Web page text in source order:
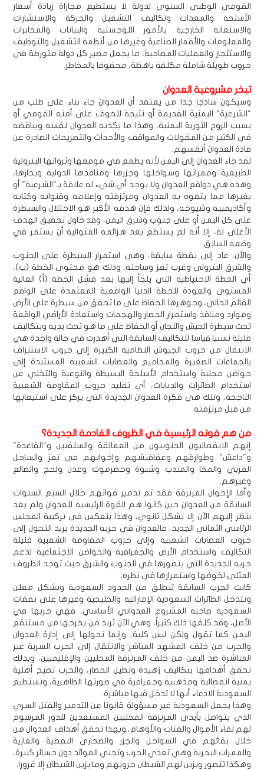
القومي الوطني السنوي لدولة لا يستطيع مجاراة زيادة أسعار
الأسلحة والمعدات وتكاليف التشغيل والحركة والاستشارات
والاستعانة الخارجية بالأمور اللوجستية والبيانات والمخابرات
والمعلومات والأقمار الصناعية وغيرها من أنظمة التشغيل والتوظيف
والاستئجار والعمليات المصاحبة، ما يجعل مصير كل دولة متورطة في
حروب طويلة شاملة مكلفة باهظة، محفوفا بالمخاطر.
تبخر مشروعية العدوان
وسيكون ساذجا جدا من يعتقد أن العدوان جاء بناء على طلب من
"الشرعية" اليمنية القديمة أو نتيجة للخوف على أمنه القومي أو
بسبب الروح الثورية اليمنية، وهذا ما يكذبه العدوان نفسه ويناقضه
في الكثير من المقولات والمواقف والأحداث والتصريحات الصادرة عن
قادة العدوان أنفسهم.
لقد جاء العدوان إلى اليمن لأنه يطمع في موقعها وثرواتها البترولية
الطبيعية وممراتها وسواحلها وجزرها ومنافذها الدولية وبحارها،
وهذه هي دوافع العدوان ولا يوجد أي شيء له علاقة بـ"الشرعية" أو
بغيرها مما يتفوه به العدوان ومرتزقته وإعلامه وقنواته وكتابه
وأكاديمييه وشيوخه، ولذلك فإن هدفه الأكبر هو الاحتلال والسيطرة
على كل اليمن أو على جنوب وشرق اليمن، وقد حاول تحقيق الهدف
الأعلى له، إلا أنه لم يستطع بعد هزائمه المتوالية أن يستمر في
وضعه السابق.
والآن، عاد إلى نقطة سابقة، وهي استمرار السيطرة على الجنوب
والشرق البترولي وغرب تعز وساحله، وذلك هو محتوى الخطة (ب)،
أي الخطة الاحتياطية التي يلجأ إليها بعد فشل الخطة (أ) العالية
المستوى والعودة للخطة الدنيا الواقعية المعتمدة على الواقع
القائم الحالي، وجوهرها الحفاظ على ما تحقق من سيطرة على الأرض
وموارد ومنافذ واستمرار الحصار والهجمات واستعادة الأراضي الواقعة
تحت سيطرة الجيش واللجان أو الحفاظ على ما هو تحت يديه وبتكاليف
قليلة نسبيا قياسا للتكاليف السابقة التي أهدرت في حالة واحدة هي
الانتقال من حروب الجيوش النظامية الكبيرة إلى حروب الاستنزاف
بالجماعات الصغيرة والمجاميع والعصابات الشعبية المستندة إلى
حواضن محلية واستخدام الأسلحة البسيطة والنوعية والتخلي عن
استخدام الطائرات والدبابات، أي تقليد حروب المقاومة الشعبية
الناجحة، وتلك هي فكرة العدوان الجديدة التي يركز على استيعابها
من قبل مرتزقته.
من هم قوته الرئيسية في الظروف القادمة الجديدة؟
إنهم الانفصاليون الجنوبيون من العمالقة والسلفيين و"القاعدة"
و"داعش" وطوارقهم وعفافيشهم وإخوانهم في تعز والساحل
الغربي والمخا والمندب وشبوة وحضرموت وعدن ولحج والضالع
وغيرهم.
وأما الإخوان المرتزقة فقد تم تدمير قواتهم خلال السبع السنوات
السابقة من العدوان حين كانوا هم القوة الرئيسية للعدوان ولم يعد
ينظر إليهم الآن إلا بشكل ثانوي، وهذا ينعكس في تركيبة المجلس
الرئاسي الثماني الجديد، فالعدوان في حربه الجديدة يريد التحول إلى
حروب العصابات الشعبية وإلى حروب المقاومة الشعبية قليلة
التكاليف واستخدام الأرض والجغرافية والحواضن الاجتماعية لدعم
حربه الجديدة التي يتصورها في الجنوب والشرق حيث توجد الظروف
المثلى لخوضها واستمرارها في نظره.
كانت الحرب السابقة تنطلق من الحدود السعودية وبشكل معلن
وتتدخل الطائرات السعودية الإماراتية والخليجية وغيرها على نفقات
السعودية صاحبة المشروع العدواني الأساسي، فهي حربها في
الأصل، وقد كلفها ذلك كثيراً، وهي الآن تريد من يخرجها من مستنقع
اليمن كما تقول ولكن ليس كلية، وإنما تحولها إلى إدارة العدوان
والحرب من خلف المشهد المباشر والانتقال إلى الحرب السرية غير
المباشرة ضد اليمن من خلف المرتزقة المحليين والإقليميين، وبذلك
تحقق أهدافها بتكاليف زهيدة وتطيل الحصار، والحرب تصبح أهلية
يمنية انفصالية ومذهبية وجغرافية في صورتها الظاهرية، وتستطيع
السعودية الادعاء أنها لا تدخل فيها مباشرة.
وهذا يجعل السعودية غير مسؤولة قانونا عن التدمير والقتل السري
الذي يتواصل بأيدي المرتزقة المحليين المستعدين للدور المرسوم
لهم لقاء الأموال والفتات والأوهام، وبهذا تحقق أهداف العدوان من
خلال بقائهم في السواحل والجزر والصحارى النفطية والغازية
والممرات البحرية وهي تغذي الحرب وتجني الفوائد دون خسائر كبيرة،
وهكذا تتصور ويزين لهم الشيطان حروبهم وما يزين الشيطان إلا غرورا.